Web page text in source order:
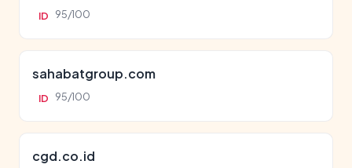
ID 95/100
sahabatgroup.com
ID 95/100
cgd.co.id